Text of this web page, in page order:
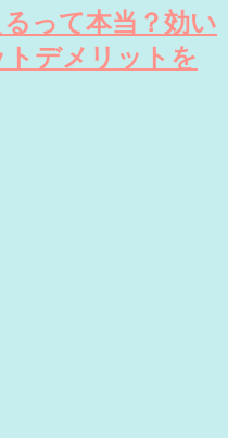
って本当？効い
デメリットを